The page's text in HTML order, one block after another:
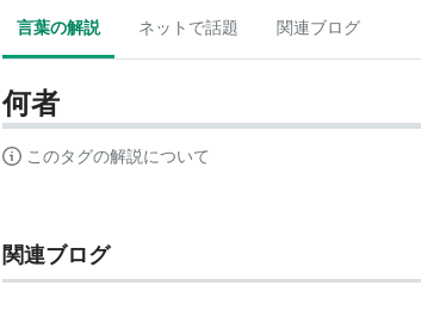
言葉の解説 ネットで話題 関連ブログ
何者
このタグの解説について
関連ブログ